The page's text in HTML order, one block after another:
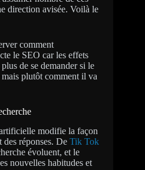
direction avisée. Voilà le
comment
le SEO car les effets
de se demander si le
plutôt comment il va
modifie la façon
des réponses. De Tik Tok
évoluent, et le
nouvelles habitudes et